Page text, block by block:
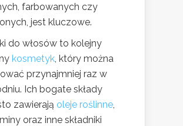
farbowanych czy
jest kluczowe.
do włosów to kolejny
kosmetyk , który można
przynajmniej raz w
Ich bogate składy
zawierają oleje roślinne
oraz inne składniki